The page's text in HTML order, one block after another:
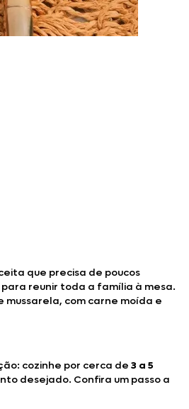
que precisa de poucos
para reunir toda a família à mesa.
com carne moída e
cozinhe por cerca de 3 a 5
desejado. Confira um passo a